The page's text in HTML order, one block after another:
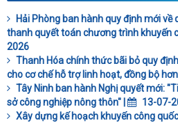
Hải Phòng ban hành quy định mới
thanh quyết toán chương trình khuyến
2026
Thanh Hóa chính thức bãi bỏ quy
cho cơ chế hỗ trợ linh hoạt, đồng bộ hơn |
Tây Ninh ban hành Nghị quyết mới:
sở công nghiệp nông thôn" |
13-07-
Xây dựng kế hoạch khuyến công